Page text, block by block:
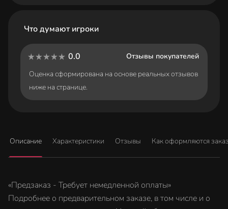
Что думают игроки
0.0
Отзывы покупателей
Оценка сформирована на основе реальных отзывов
ниже на странице.
Описание Характеристики Отзывы Как оформляются
«Предзаказ - Требует немедленной оплаты»
Подробнее о предварительном заказе, в том числе и о